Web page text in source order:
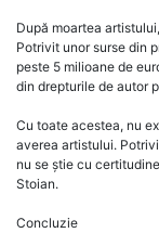
După moartea
Potrivit unor surse din
peste 5 milioane de
din drepturile de autor
Cu toate acestea, nu
averea artistului.
nu se știe cu
Stoian.
Concluzie